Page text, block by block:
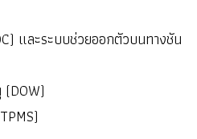
และระบบช่วยออกตัวบนทางชัน
(DOW)